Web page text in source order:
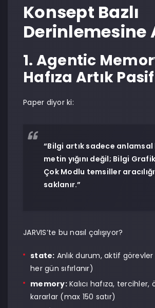
Konsept Bazlı
Derinlemesine
1. Agentic
Hafıza Artık
Paper diyor ki:
“Bilgi artık sadece
metin yığını değil; Bilgi
Çok Modlu temsiller
saklanır.”
JARVIS’te bu nasıl çalışıyor?
state: Anlık durum, aktif
her gün sıfırlanır)
memory:Kalıcı hafıza, tercihler,
kararlar (max 150 satır)